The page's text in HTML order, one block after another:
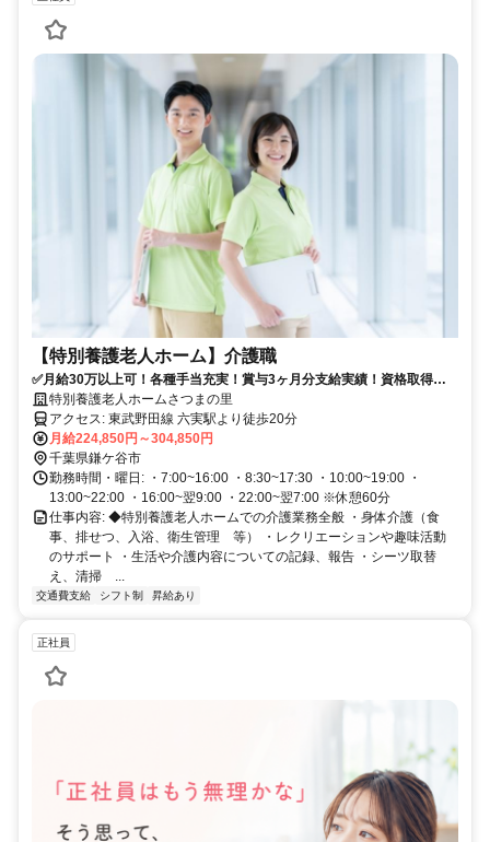
【特別養護老人ホーム】介護職
✅月給30万以上可！各種手当充実！賞与3ヶ月分支給実績！資格取得支
援！特養の介護職
特別養護老人ホームさつまの里
アクセス: 東武野田線 六実駅より徒歩20分
月給224,850円～304,850円
千葉県鎌ケ谷市
勤務時間・曜日: ・7:00~16:00 ・8:30~17:30 ・10:00~19:00 ・
13:00~22:00 ・16:00~翌9:00 ・22:00~翌7:00 ※休憩60分
仕事内容: ◆特別養護老人ホームでの介護業務全般 ・身体介護（食
事、排せつ、入浴、衛生管理 等） ・レクリエーションや趣味活動
のサポート ・生活や介護内容についての記録、報告 ・シーツ取替
え、清掃 ...
交通費支給 シフト制 昇給あり
正社員